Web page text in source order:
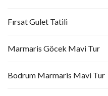
Fırsat Gulet Tatili
Marmaris Göcek Mavi Tur
Bodrum Marmaris Mavi Tur